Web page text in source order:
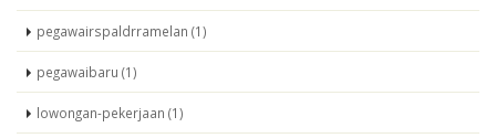
pegawairspaldrramelan (1)
pegawaibaru (1)
lowongan-pekerjaan (1)